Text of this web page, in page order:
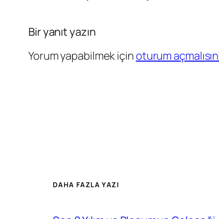
Bir yanıt yazın
Yorum yapabilmek için oturum
DAHA FAZLA YAZI